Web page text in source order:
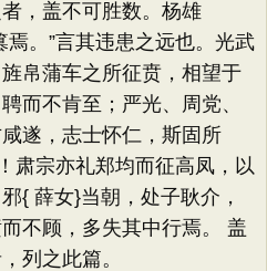
，盖不可胜数。杨雄
焉。”言其违患之远也。光武
帛蒲车之所征贲，相望于
而不肯至；严光、周党、
遂，志士怀仁，斯固所
肃宗亦礼郑均而征高凤，以
{ 薛女}当朝，处子耿介，
不顾，多失其中行焉。 盖
列之此篇。